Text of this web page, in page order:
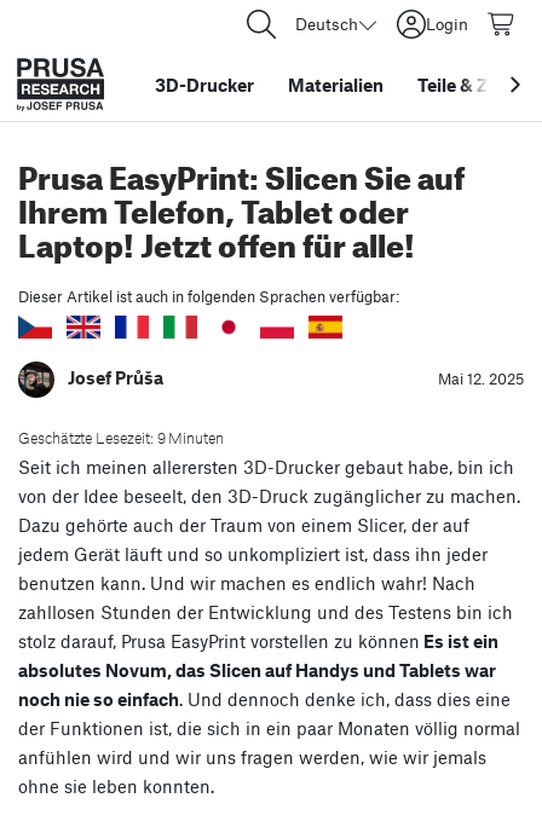
Deutsch Login
3D-Drucker Materialien Teile&
Prusa EasyPrint: Slicen Sie auf
Ihrem Telefon, Tablet oder
Laptop! Jetzt offen für alle!
Dieser Artikel ist auch in folgenden Sprachen verfügbar:
Josef Průša Mai 12. 2025
Geschätzte Lesezeit: 9 Minuten
Seit ich meinen allerersten 3D-Drucker gebaut habe, bin ich
von der Idee beseelt, den 3D-Druck zugänglicher zu machen.
Dazu gehörte auch der Traum von einem Slicer, der auf
jedem Gerät läuft und so unkompliziert ist, dass ihn jeder
benutzen kann. Und wir machen es endlich wahr! Nach
zahllosen Stunden der Entwicklung und des Testens bin ich
stolz darauf, Prusa EasyPrint vorstellen zu können Es ist ein
absolutes Novum, das Slicen auf Handys und Tablets war
noch nie so einfach. Und dennoch denke ich, dass dies eine
der Funktionen ist, die sich in ein paar Monaten völlig normal
anfühlen wird und wir uns fragen werden, wie wir jemals
ohne sie leben konnten.